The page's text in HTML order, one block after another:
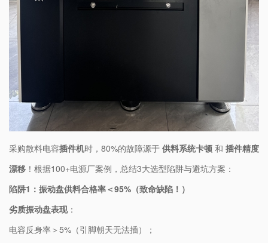
采购散料电容插件机​时，80%的故障源于 ​ ​供料系统卡顿​ ​ 和 ​ ​插件精度
漂移​ ​！根据100+电源厂案例，总结3大选型陷阱与避坑方案：
​陷阱1：振动盘供料合格率＜95%（致命缺陷！）​
​劣质振动盘表现​​：
电容反身率＞5%（引脚朝天无法插）；